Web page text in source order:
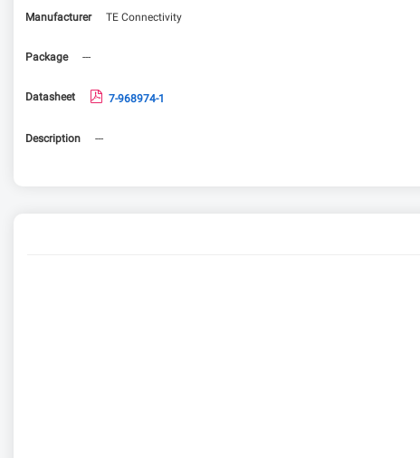
Manufacturer
TE Connectivity
Package ---
Datasheet 7-968974-1
Description ---